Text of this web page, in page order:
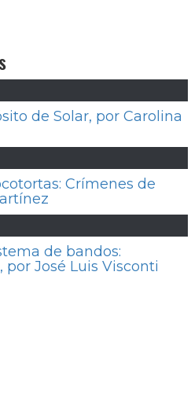
de Solar, por Carolina
Crímenes de
de bandos:
por José Luis Visconti